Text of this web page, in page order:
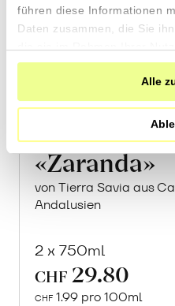
führen diese Informationen
Daten zusammen, die Sie
haben.
Alle
«Zaranda»
von Tierra Savia aus
Andalusien
2 x 750ml
CHF 29.80
CHF 1.99 pro 100ml